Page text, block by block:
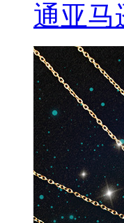
通亚马